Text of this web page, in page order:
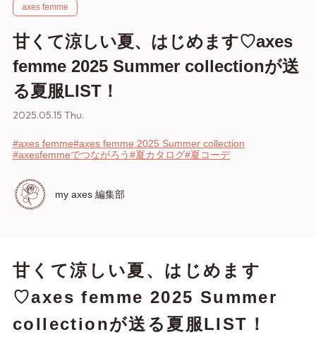
axes femme
甘くて涼しい夏、はじめます♡axes
femme 2025 Summer collectionが送
る夏服LIST！
2025.05.15 Thu.
#axes femme#axes femme 2025 Summer collection
#axesfemmeでつながろう#夏カタログ#夏コーデ
my axes 編集部
甘くて涼しい夏、はじめます
♡axes femme 2025 Summer
collectionが送る夏服LIST！